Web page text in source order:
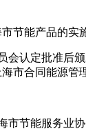
节能产品的实
会认定批准后
市合同能源管
市节能服务业